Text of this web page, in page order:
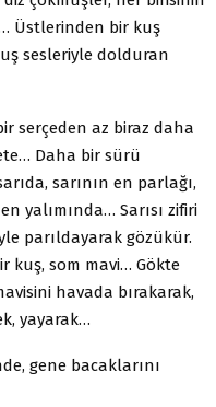
Üstlerinden bir kuş
sesleriyle dolduran
serçeden az biraz daha
Daha bir sürü
sarının en parlağı,
yalımında… Sarısı zifiri
parıldayarak gözükür.
kuş, som mavi… Gökte
havada bırakarak,
yayarak…
gene bacaklarını